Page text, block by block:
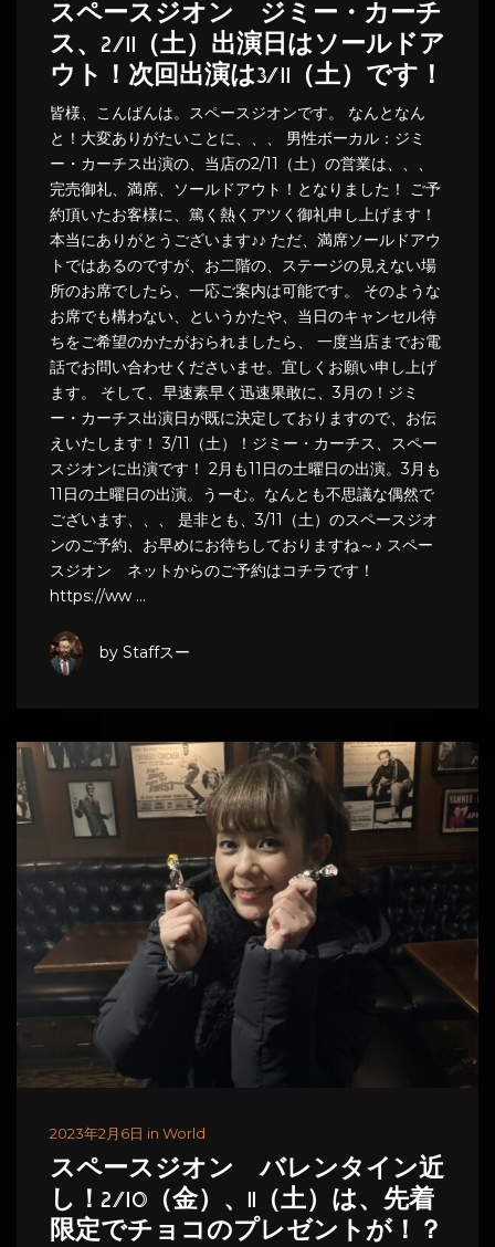
スペースジオン ジミー・カーチ
ス、2/11（土）出演日はソールドア
ウト！次回出演は3/11（土）です！
皆様、こんばんは。スペースジオンです。 なんとなん
と！大変ありがたいことに、、、 男性ボーカル：ジミ
ー・カーチス出演の、当店の2/11（土）の営業は、、、
完売御礼、満席、ソールドアウト！となりました！ ご予
約頂いたお客様に、篤く熱くアツく御礼申し上げます！
本当にありがとうございます♪♪ ただ、満席ソールドアウ
トではあるのですが、お二階の、ステージの見えない場
所のお席でしたら、一応ご案内は可能です。 そのような
お席でも構わない、というかたや、当日のキャンセル待
ちをご希望のかたがおられましたら、 一度当店までお電
話でお問い合わせくださいませ。宜しくお願い申し上げ
ます。 そして、早速素早く迅速果敢に、3月の！ジミ
ー・カーチス出演日が既に決定しておりますので、お伝
えいたします！ 3/11（土）！ジミー・カーチス、スペー
スジオンに出演です！ 2月も11日の土曜日の出演。3月も
11日の土曜日の出演。うーむ。なんとも不思議な偶然で
ございます、、、 是非とも、3/11（土）のスペースジオ
ンのご予約、お早めにお待ちしておりますね～♪ スペー
スジオン ネットからのご予約はコチラです！
https://ww …
by Staffスー
2023年2月6日 in World
スペースジオン バレンタイン近
し！2/10（金）、11（土）は、先着
限定でチョコのプレゼントが！？